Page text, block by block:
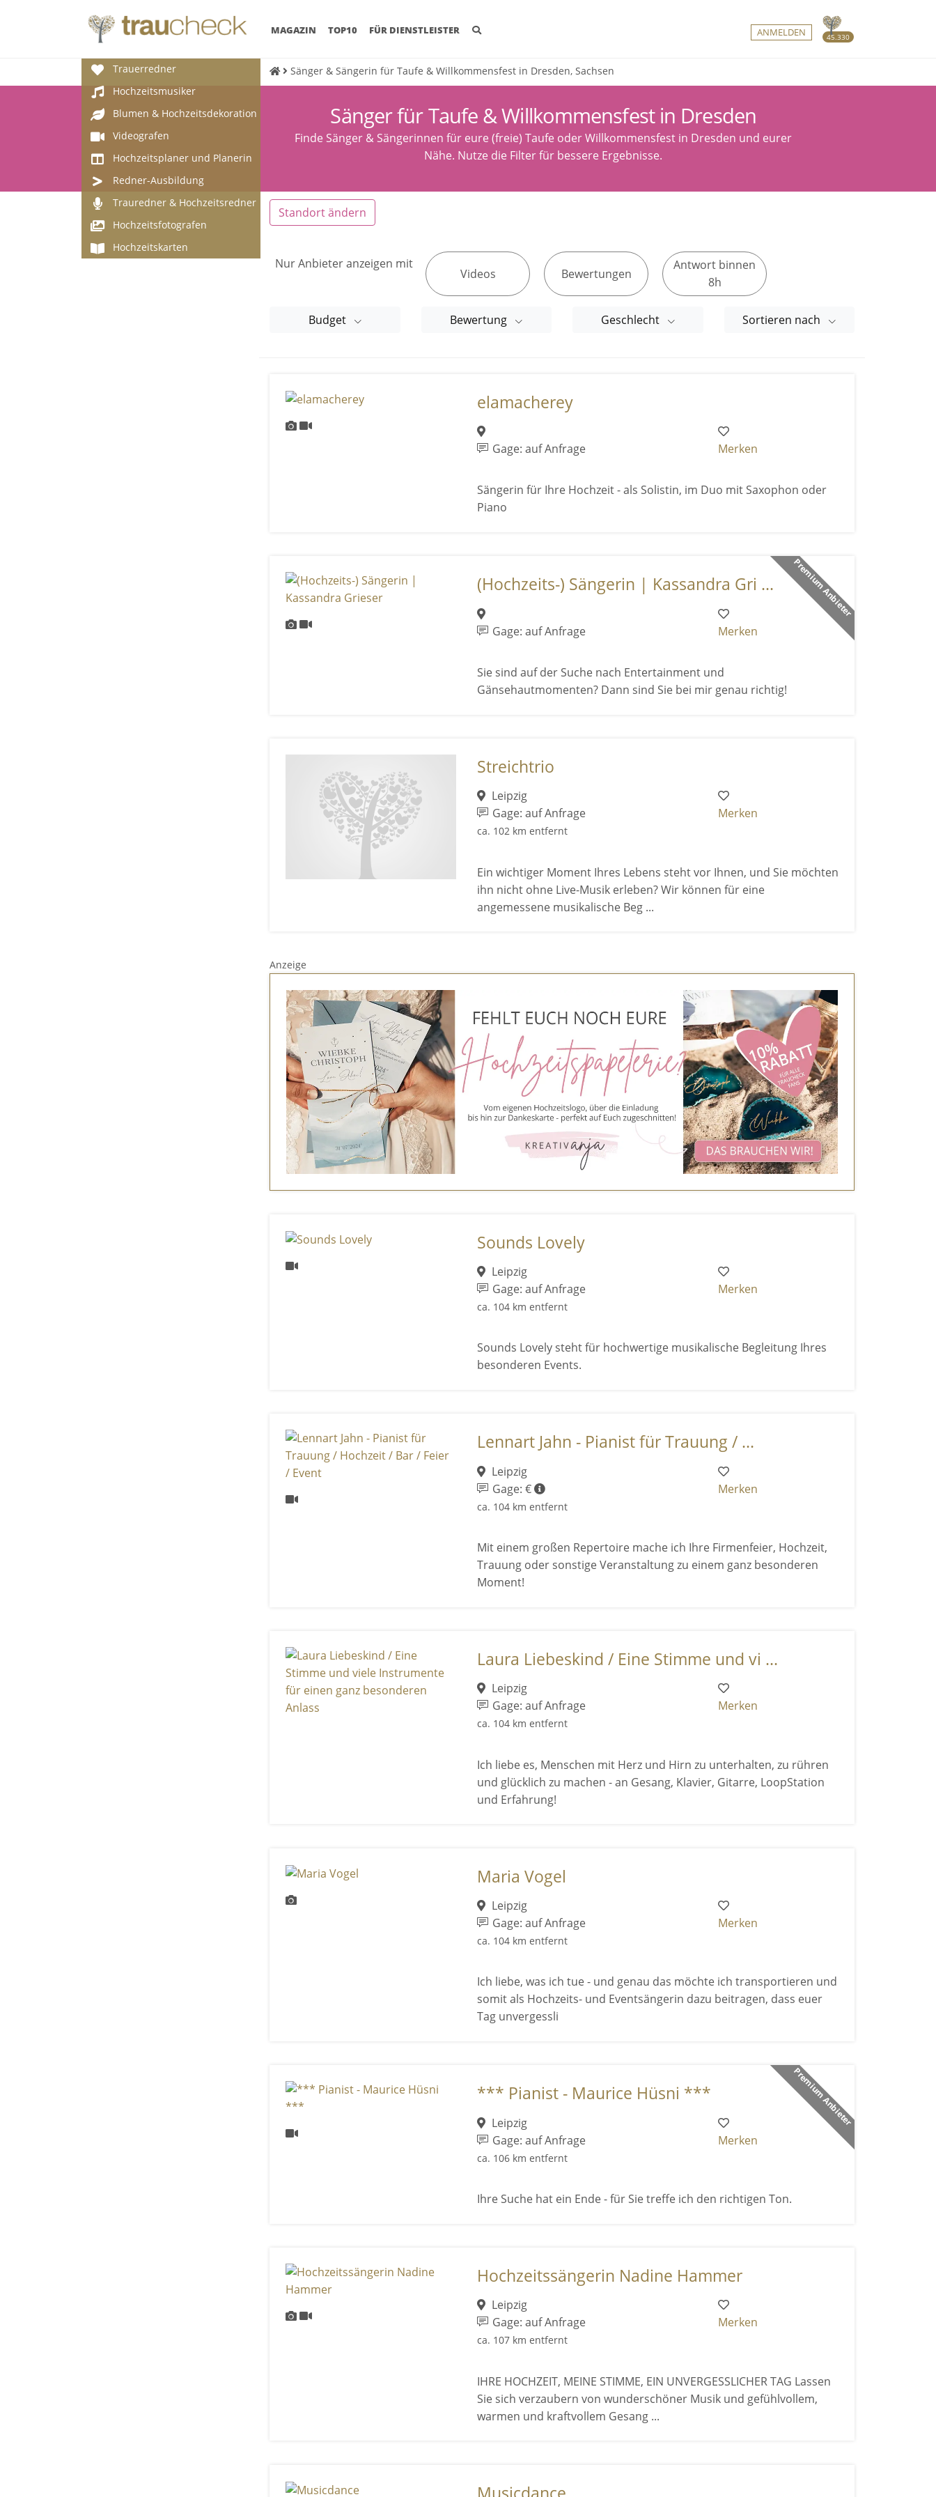
45.330
MAGAZIN (CURRENT)
TOP10 FÜR DIENSTLEISTER ANMELDEN
Trauerredner
Hochzeitsmusiker
Blumen & Hochzeitsdekoration
Videografen
Hochzeitsplaner und Planerin
Redner-Ausbildung
Trauredner & Hochzeitsredner
Hochzeitsfotografen
Hochzeitskarten
Sänger & Sängerin für Taufe & Willkommensfest in Dresden, Sachsen
Sänger für Taufe & Willkommensfest in Dresden
Finde Sänger & Sängerinnen für eure (freie) Taufe oder Willkommensfest in Dresden und eurer
Nähe. Nutze die Filter für bessere Ergebnisse.
Standort ändern
Nur Anbieter anzeigen mit
Videos Bewertungen
Antwort binnen
8h
Budget Bewertung Geschlecht Sortieren nach
elamacherey
Gage: auf Anfrage Merken
Sängerin für Ihre Hochzeit - als Solistin, im Duo mit Saxophon oder
Piano
Premium Anbieter
(Hochzeits-) Sängerin | Kassandra Gri ...
Gage: auf Anfrage Merken
Sie sind auf der Suche nach Entertainment und
Gänsehautmomenten? Dann sind Sie bei mir genau richtig!
Streichtrio
Leipzig
Gage: auf Anfrage
ca. 102 km entfernt
Merken
Ein wichtiger Moment Ihres Lebens steht vor Ihnen, und Sie möchten
ihn nicht ohne Live-Musik erleben? Wir können für eine
angemessene musikalische Beg ...
Anzeige
Sounds Lovely
Leipzig
Gage: auf Anfrage
ca. 104 km entfernt
Merken
Sounds Lovely steht für hochwertige musikalische Begleitung Ihres
besonderen Events.
Lennart Jahn - Pianist für Trauung / ...
Leipzig
Gage: €
ca. 104 km entfernt
Merken
Mit einem großen Repertoire mache ich Ihre Firmenfeier, Hochzeit,
Trauung oder sonstige Veranstaltung zu einem ganz besonderen
Moment!
Laura Liebeskind / Eine Stimme und vi ...
Leipzig
Gage: auf Anfrage
ca. 104 km entfernt
Merken
Ich liebe es, Menschen mit Herz und Hirn zu unterhalten, zu rühren
und glücklich zu machen - an Gesang, Klavier, Gitarre, LoopStation
und Erfahrung!
Maria Vogel
Leipzig
Gage: auf Anfrage
ca. 104 km entfernt
Merken
Ich liebe, was ich tue - und genau das möchte ich transportieren und
somit als Hochzeits- und Eventsängerin dazu beitragen, dass euer
Tag unvergessli
Premium Anbieter
*** Pianist - Maurice Hüsni ***
Leipzig
Gage: auf Anfrage
ca. 106 km entfernt
Merken
Ihre Suche hat ein Ende - für Sie treffe ich den richtigen Ton.
Hochzeitssängerin Nadine Hammer
Leipzig
Gage: auf Anfrage
ca. 107 km entfernt
Merken
IHRE HOCHZEIT, MEINE STIMME, EIN UNVERGESSLICHER TAG Lassen
Sie sich verzaubern von wunderschöner Musik und gefühlvollem,
warmen und kraftvollem Gesang ...